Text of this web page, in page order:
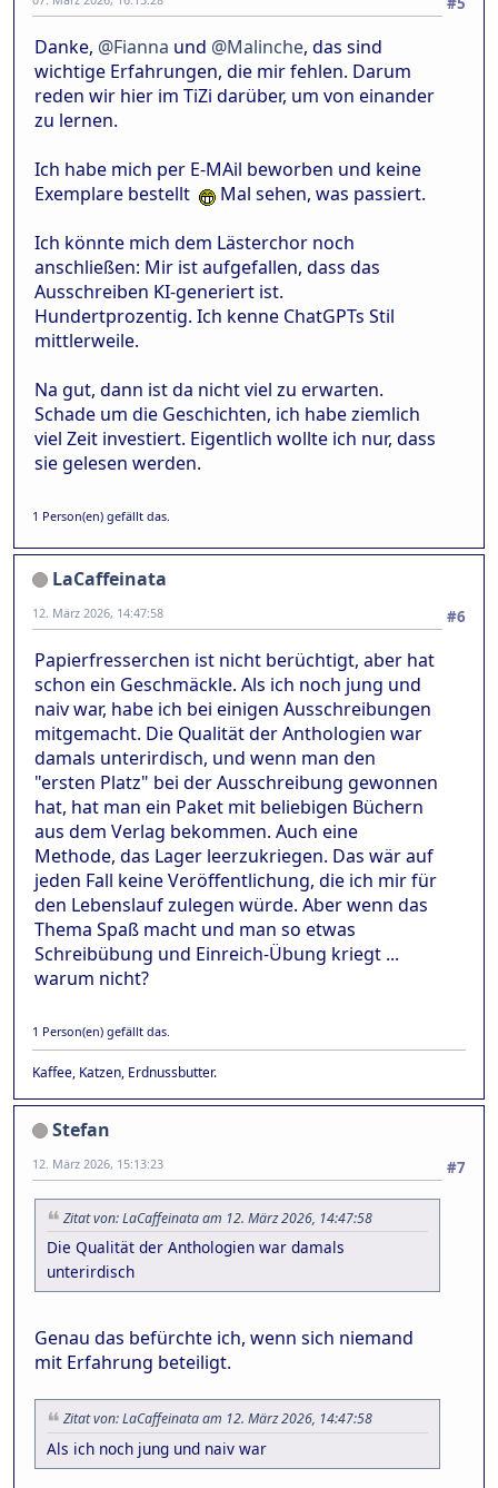
Danke, @Fianna und @Malinche, das sind
wichtige Erfahrungen, die mir fehlen. Darum
reden wir hier im TiZi darüber, um von einander
zu lernen.
Ich habe mich per E-MAil beworben und keine
Exemplare bestellt
Mal sehen, was passiert.
Ich könnte mich dem Lästerchor noch
anschließen: Mir ist aufgefallen, dass das
Ausschreiben KI-generiert ist.
Hundertprozentig. Ich kenne ChatGPTs Stil
mittlerweile.
Na gut, dann ist da nicht viel zu erwarten.
Schade um die Geschichten, ich habe ziemlich
viel Zeit investiert. Eigentlich wollte ich nur, dass
sie gelesen werden.
1 Person(en) gefällt das.
LaCaffeinata
#6
12. März 2026, 14:47:58
Papierfresserchen ist nicht berüchtigt, aber hat
schon ein Geschmäckle. Als ich noch jung und
naiv war, habe ich bei einigen Ausschreibungen
mitgemacht. Die Qualität der Anthologien war
damals unterirdisch, und wenn man den
"ersten Platz" bei der Ausschreibung gewonnen
hat, hat man ein Paket mit beliebigen Büchern
aus dem Verlag bekommen. Auch eine
Methode, das Lager leerzukriegen. Das wär auf
jeden Fall keine Veröffentlichung, die ich mir für
den Lebenslauf zulegen würde. Aber wenn das
Thema Spaß macht und man so etwas
Schreibübung und Einreich-Übung kriegt ...
warum nicht?
1 Person(en) gefällt das.
Kaffee, Katzen, Erdnussbutter.
Stefan
#7
12. März 2026, 15:13:23
Zitat von: LaCaffeinata am 12. März 2026, 14:47:58
Die Qualität der Anthologien war damals
unterirdisch
Genau das befürchte ich, wenn sich niemand
mit Erfahrung beteiligt.
Zitat von: LaCaffeinata am 12. März 2026, 14:47:58
Als ich noch jung und naiv war